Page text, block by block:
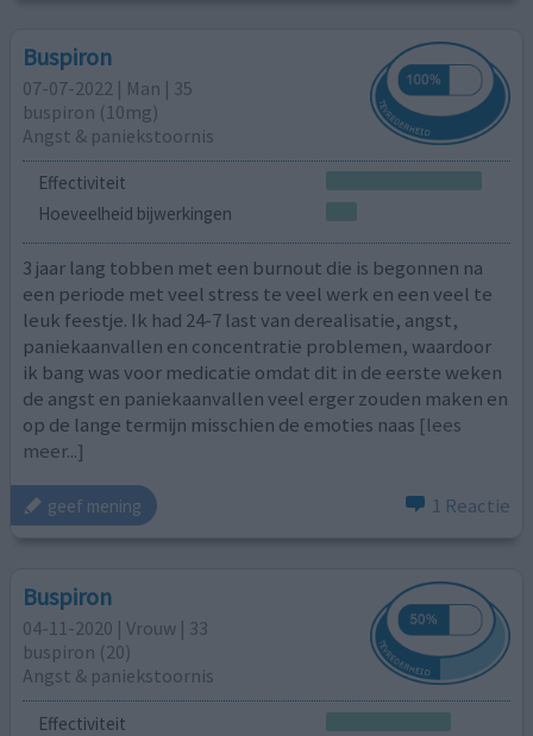
Buspiron
07-07-2022 | Man | 35
buspiron (10mg)
Angst & paniekstoornis
Effectiviteit
Hoeveelheid bijwerkingen
3 jaar lang tobben met een burnout die is begonnen na
een periode met veel stress te veel werk en een veel te
leuk feestje. Ik had 24-7 last van derealisatie, angst,
paniekaanvallen en concentratie problemen, waardoor
ik bang was voor medicatie omdat dit in de eerste weken
de angst en paniekaanvallen veel erger zouden maken en
op de lange termijn misschien de emoties naas [lees
meer...]
geef mening 1 Reactie
Buspiron
04-11-2020 | Vrouw | 33
buspiron (20)
Angst & paniekstoornis
Effectiviteit